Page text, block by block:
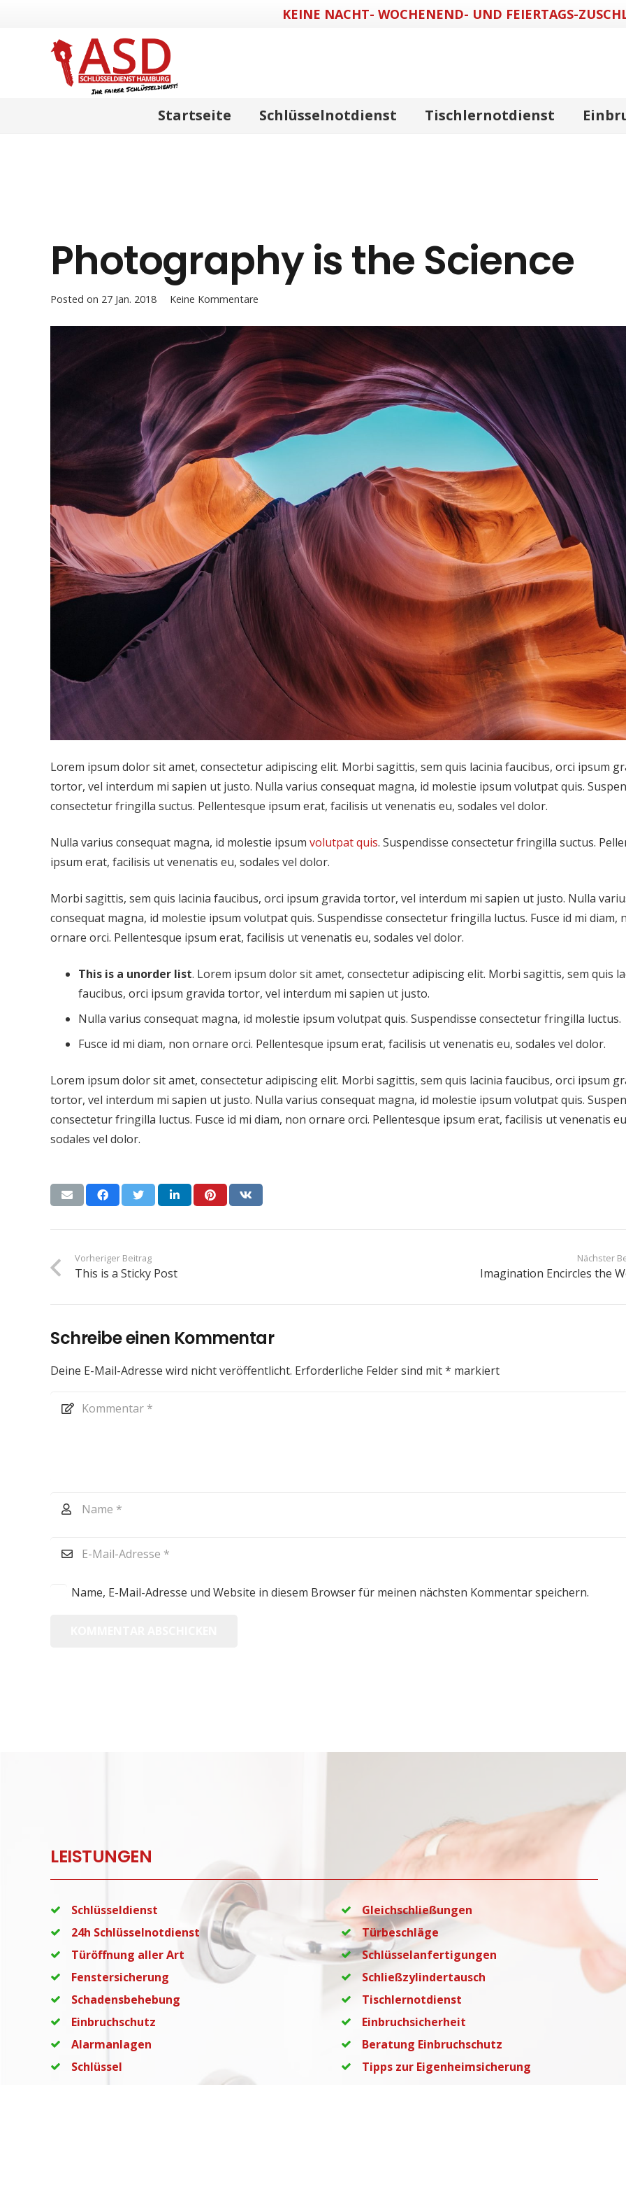
KEINE NACHT- WOCHENEND- UND FEIERTAGS-
Startseite Schlüsselnotdienst Tischlernotdienst
Photography is the Science
Posted on 27 Jan. 2018 Keine Kommentare
Lorem ipsum dolor sit amet, consectetur adipiscing elit. Morbi sagittis, sem quis lacinia faucibus, orci ipsum
tortor, vel interdum mi sapien ut justo. Nulla varius consequat magna, id molestie ipsum volutpat quis.
consectetur fringilla suctus. Pellentesque ipsum erat, facilisis ut venenatis eu, sodales vel dolor.
Nulla varius consequat magna, id molestie ipsum volutpat quis. Suspendisse consectetur fringilla suctus.
ipsum erat, facilisis ut venenatis eu, sodales vel dolor.
Morbi sagittis, sem quis lacinia faucibus, orci ipsum gravida tortor, vel interdum mi sapien ut justo. Nulla
consequat magna, id molestie ipsum volutpat quis. Suspendisse consectetur fringilla luctus. Fusce id mi diam,
ornare orci. Pellentesque ipsum erat, facilisis ut venenatis eu, sodales vel dolor.
This is a unorder list. Lorem ipsum dolor sit amet, consectetur adipiscing elit. Morbi sagittis, sem quis
faucibus, orci ipsum gravida tortor, vel interdum mi sapien ut justo.
Nulla varius consequat magna, id molestie ipsum volutpat quis. Suspendisse consectetur fringilla luctus.
Fusce id mi diam, non ornare orci. Pellentesque ipsum erat, facilisis ut venenatis eu, sodales vel dolor.
Lorem ipsum dolor sit amet, consectetur adipiscing elit. Morbi sagittis, sem quis lacinia faucibus, orci ipsum
tortor, vel interdum mi sapien ut justo. Nulla varius consequat magna, id molestie ipsum volutpat quis.
consectetur fringilla luctus. Fusce id mi diam, non ornare orci. Pellentesque ipsum erat, facilisis ut venenatis
sodales vel dolor.
Vorheriger Beitrag
This is a Sticky Post
Nächster
Imagination Encircles the
Schreibe einen Kommentar
Deine E-Mail-Adresse wird nicht veröffentlicht. Erforderliche Felder sind mit* markiert
Name, E-Mail-Adresse und Website in diesem Browser für meinen nächsten Kommentar speichern.
LEISTUNGEN
Schlüsseldienst
24h Schlüsselnotdienst
Türöffnung aller Art
Fenstersicherung
Schadensbehebung
Einbruchschutz
Alarmanlagen
Schlüssel
Schließanlagen
Gleichschließungen
Türbeschläge
Schlüsselanfertigungen
Schließzylindertausch
Tischlernotdienst
Einbruchsicherheit
Beratung Einbruchschutz
Tipps zur Eigenheimsicherung